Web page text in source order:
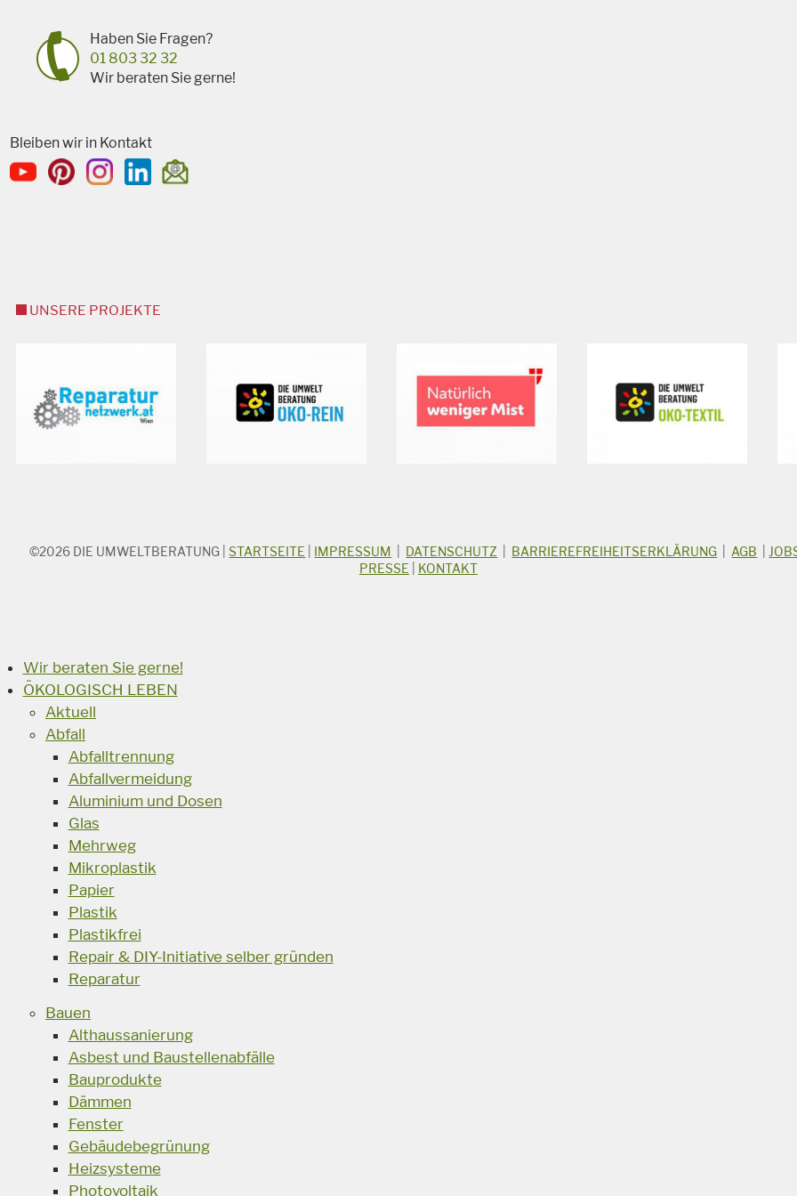
Haben Sie Fragen?
01 803 32 32
Wir beraten Sie gerne!
Bleiben wir in Kontakt
UNSERE PROJEKTE
STICHWORTSUCHE
©2026 DIE UMWELTBERATUNG |STARTSEITE IMPRESSUM DATENSCHUTZ BARRIEREFREIHEITSERKLÄRUNG AGB
PRESSE
KONTAKT
Wir beraten Sie gerne!
ÖKOLOGISCH LEBEN
Aktuell
Abfall
Abfalltrennung
Abfallvermeidung
Aluminium und Dosen
Glas
Mehrweg
Mikroplastik
Papier
Plastik
Plastikfrei
Repair & DIY-Initiative selber gründen
Reparatur
Bauen
Althaussanierung
Asbest und Baustellenabfälle
Bauprodukte
Dämmen
Fenster
Gebäudebegrünung
Heizsysteme
Photovoltaik